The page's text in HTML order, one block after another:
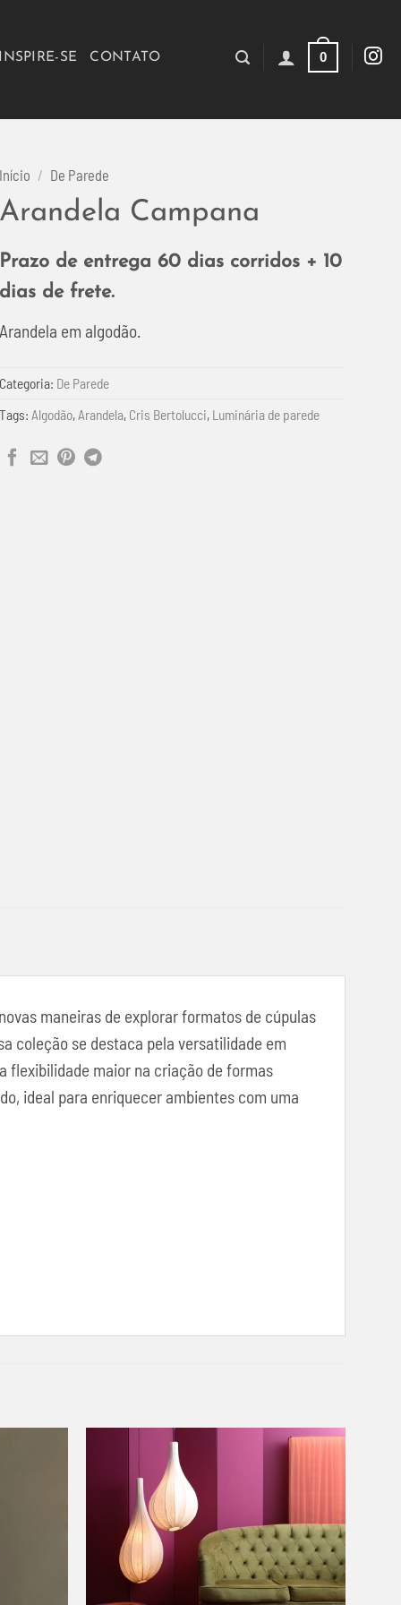
INSPIRE-SE CONTATO 0
Início / De Parede
Arandela Campana
Prazo de entrega 60 dias corridos + 10
dias de frete.
Arandela em algodão.
Categoria: De Parede
Tags:Algodão,Arandela, Cris Bertolucci, Luminária de parede
maneiras de explorar formatos de cúpulas
coleção se destaca pela versatilidade em
flexibilidade maior na criação de formas
ideal para enriquecer ambientes com uma